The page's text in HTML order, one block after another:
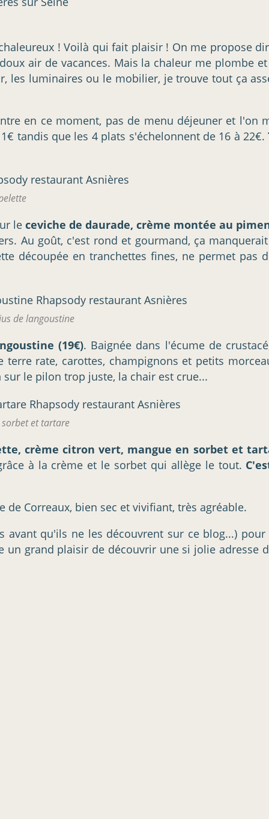
! Voilà qui fait plaisir ! On me propose
air de vacances. Mais la chaleur me plombe
les luminaires ou le mobilier, je trouve tout ça
en ce moment, pas de menu déjeuner et l'on
tandis que les 4 plats s'échelonnent de 16 à 22€.
le ceviche de daurade, crème montée au
Au goût, c'est rond et gourmand, ça
découpée en tranchettes fines, ne permet pas
de langoustine
(19€). Baignée dans l'écume de
rate, carottes, champignons et petits
sur le pilon trop juste, la chair est crue...
et tartare
crème citron vert, mangue en sorbet et
à la crème et le sorbet qui allège le tout.
Correaux, bien sec et vivifiant, très agréable.
qu'ils ne les découvrent sur ce blog...)
grand plaisir de découvrir une si jolie adresse